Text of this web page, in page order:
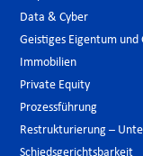
Data & Cyber
Geistiges Eigentum
Immobilien
Private Equity
Prozessführung
Restrukturierung –
Schiedsgerichtsbarkeit